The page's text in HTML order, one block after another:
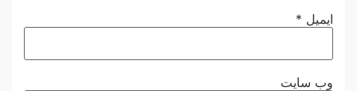
ایمیل*
وب‌ سایت